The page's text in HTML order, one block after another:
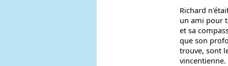
Richard
un ami pour
et sa
que son
trouve, sont
vincentienne.